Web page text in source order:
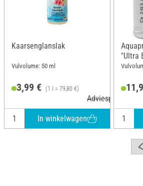
Kaarsenglanslak
Vulvolume: 50 ml
3,99 € (1 l = 79,80 €)
Adviesprijs 4,75 €
In winkelwagen
"Ultra